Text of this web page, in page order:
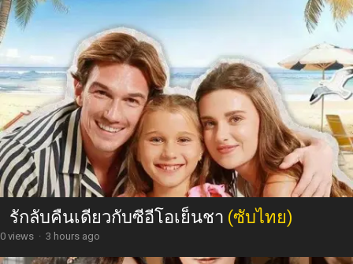
รักลับคืนเดียวกับซีอีโอเย็นชา (ซับไทย)
0 views · 3 hours ago